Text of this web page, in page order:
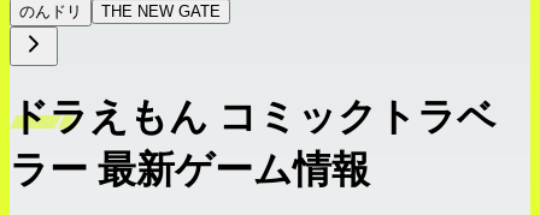
のんドリ
THE NEW GATE
ドラえもん コミックトラベ
ラー 最新ゲーム情報